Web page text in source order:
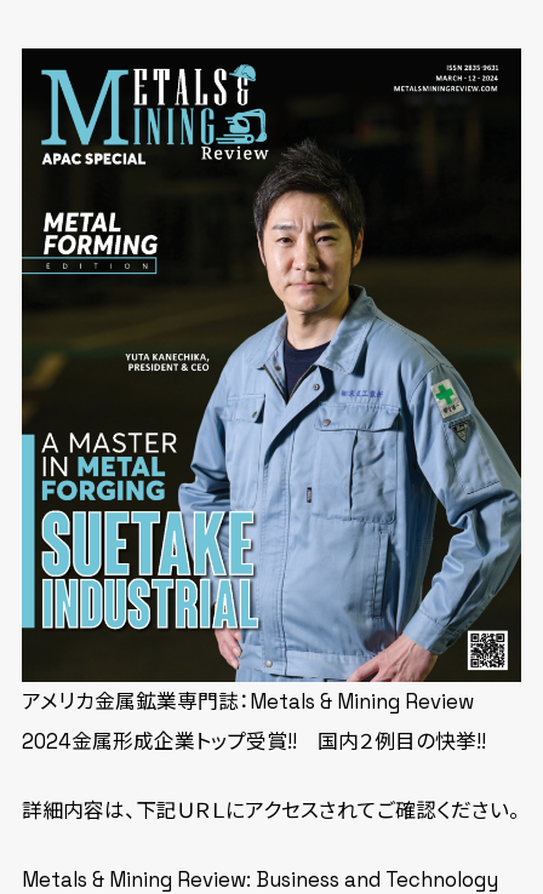
アメリカ金属鉱業専門誌：Metals & Mining Review
2024金属形成企業トップ受賞!! 国内２例目の快挙!!
詳細内容は、下記ＵＲＬにアクセスされてご確認ください。
Metals & Mining Review: Business and Technology